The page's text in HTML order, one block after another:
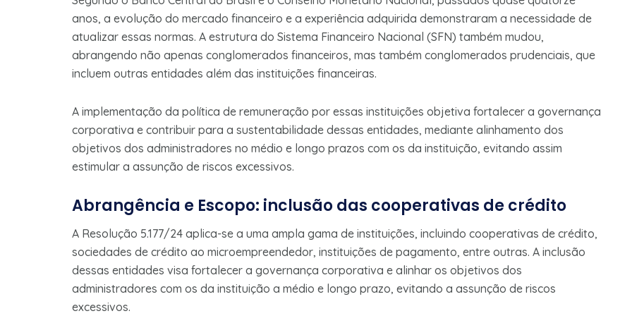
anos, a evolução do mercado financeiro e a experiência adquirida demonstraram a necessidade de
atualizar essas normas. A estrutura do Sistema Financeiro Nacional (SFN) também mudou,
abrangendo não apenas conglomerados financeiros, mas também conglomerados prudenciais, que
incluem outras entidades além das instituições financeiras.
A implementação da política de remuneração por essas instituições objetiva fortalecer a governança
corporativa e contribuir para a sustentabilidade dessas entidades, mediante alinhamento dos
objetivos dos administradores no médio e longo prazos com os da instituição, evitando assim
estimular a assunção de riscos excessivos.
Abrangência e Escopo: inclusão das cooperativas de crédito
A Resolução 5.177/24 aplica-se a uma ampla gama de instituições, incluindo cooperativas de crédito,
sociedades de crédito ao microempreendedor, instituições de pagamento, entre outras. A inclusão
dessas entidades visa fortalecer a governança corporativa e alinhar os objetivos dos
administradores com os da instituição a médio e longo prazo, evitando a assunção de riscos
excessivos.